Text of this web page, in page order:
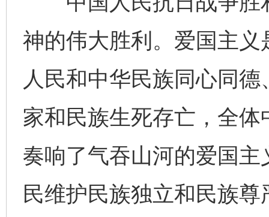
神的伟大胜利。爱国主
人民和中华民族同心同
家和民族生死存亡，全
奏响了气吞山河的爱国
民维护民族独立和民族